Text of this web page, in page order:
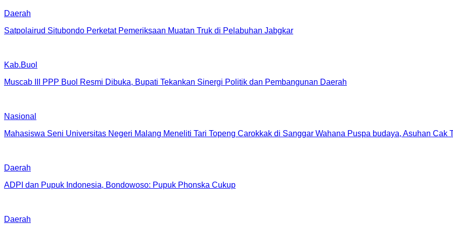
Daerah
Satpolairud Situbondo Perketat Pemeriksaan Muatan Truk di Pelabuhan Jabgkar
Kab.Buol
Muscab III PPP Buol Resmi Dibuka, Bupati Tekankan Sinergi Politik dan Pembangunan Daerah
Nasional
Mahasiswa Seni Universitas Negeri Malang Meneliti Tari Topeng Carokkak di Sanggar Wahana Puspa budaya, Asuhan Cak
Daerah
ADPI dan Pupuk Indonesia, Bondowoso: Pupuk Phonska Cukup
Daerah